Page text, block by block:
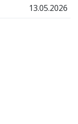
13.05.2026